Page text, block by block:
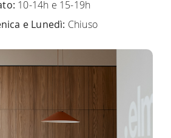
10-14h e 15-19h
e Lunedì: Chiuso